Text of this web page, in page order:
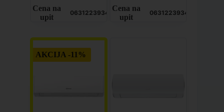
Cena na
upit
0631223934
Cena na
upit
0631223934
AKCIJA -11%